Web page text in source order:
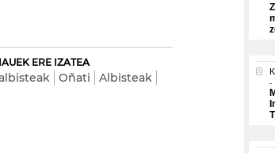
ERE IZATEA
Oñati
Albisteak